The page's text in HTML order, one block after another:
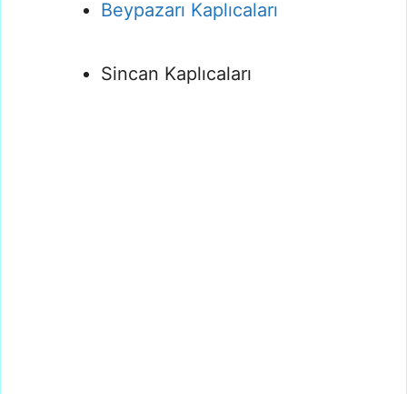
Beypazarı Kaplıcaları
Sincan Kaplıcaları